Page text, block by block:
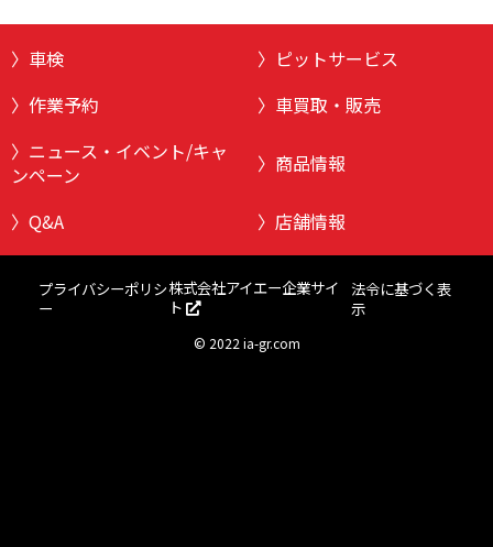
車検
ピットサービス
作業予約
車買取・販売
ニュース・イベント/キャ
ンペーン
商品情報
Q&A 店舗情報
プライバシーポリシ
ー
株式会社アイエー企業サイ
ト
法令に基づく表
示
© 2022 ia-gr.com